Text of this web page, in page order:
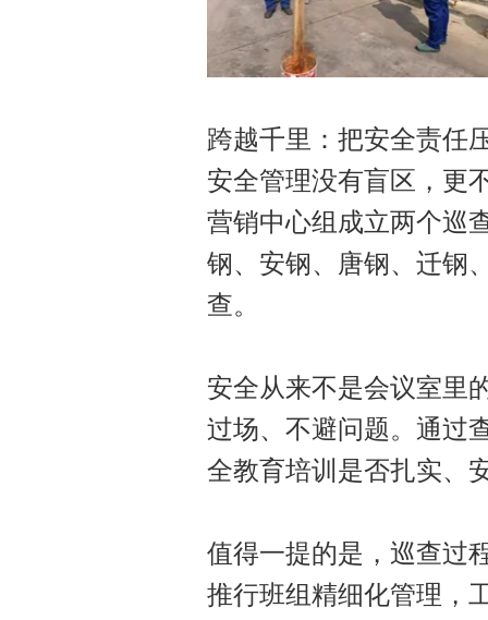
跨越千里：把安全责任
安全管理没有盲区，更
营销中心组成立两个巡
钢、安钢、唐钢、迁钢
查。
安全从来不是会议室里
过场、不避问题。通过
全教育培训是否扎实、
值得一提的是，巡查过
推行班组精细化管理，